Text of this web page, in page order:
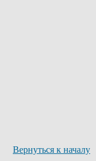
Вернуться к началу